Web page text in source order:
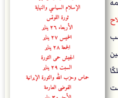
الإسلام السياسي والنهاية
ثورة اللوتس
الأربعاء ٢٦ يناير
الخميس ٢٧ يناير
الجمعة ٢٨ يناير
الجيش حمى الثورة
السبت ٢٩ يناير
حماس وحزب الله والثورة الإيرانية
الفوضى العارمة